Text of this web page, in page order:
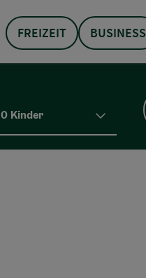
FREIZEIT BUSINESS
0 Kinder